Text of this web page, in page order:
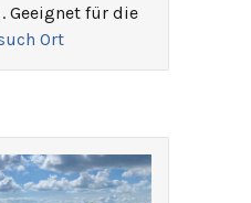
Geeignet für die
Ort